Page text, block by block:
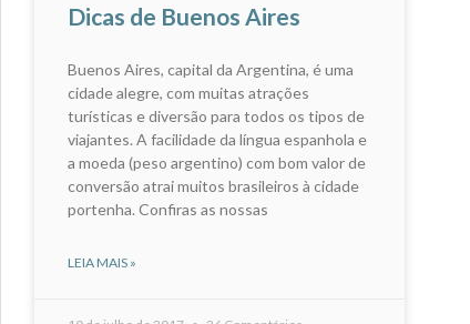
Dicas de Buenos Aires
Buenos Aires, capital da Argentina, é uma
cidade alegre, com muitas atrações
turísticas e diversão para todos os tipos de
viajantes. A facilidade da língua espanhola e
a moeda (peso argentino) com bom valor de
conversão atrai muitos brasileiros à cidade
portenha. Confiras as nossas
LEIA MAIS »